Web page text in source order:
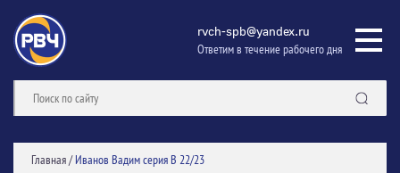
rvch-spb@yandex.ru
Ответим в течение рабочего дня
Главная/Иванов Вадим серия В 22/23